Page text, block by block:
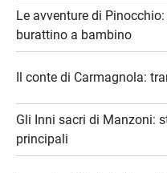
Le avventure di
burattino a bambino
Il conte di Carmagnola:
Gli Inni sacri di Manzoni:
principali